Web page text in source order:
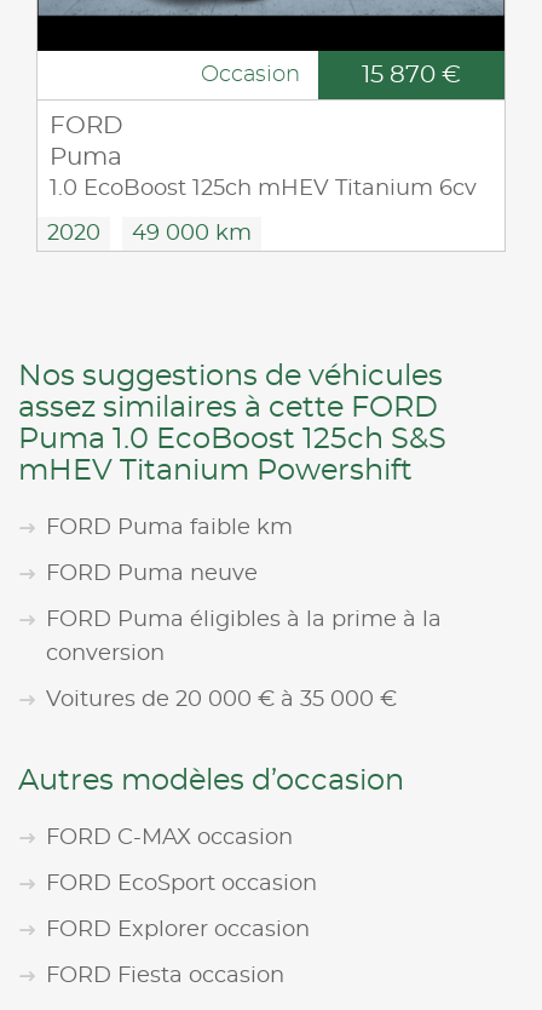
Occasion 15 870 €
FORD
Puma
1.0 EcoBoost 125ch mHEV Titanium 6cv
2020 49 000 km
Nos suggestions de véhicules
assez similaires à cette FORD
Puma 1.0 EcoBoost 125ch S&S
mHEV Titanium Powershift
FORD Puma faible km
FORD Puma neuve
FORD Puma éligibles à la prime à la
conversion
Voitures de 20 000 € à 35 000 €
Autres modèles d’occasion
FORD C-MAX occasion
FORD EcoSport occasion
FORD Explorer occasion
FORD Fiesta occasion